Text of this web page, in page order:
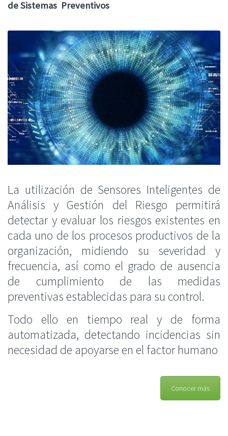
de Sistemas Preventivos
La utilización de Sensores Inteligentes de
Análisis y Gestión del Riesgo permitirá
detectar y evaluar los riesgos existentes en
cada uno de los procesos productivos de la
organización, midiendo su severidad y
frecuencia, así como el grado de ausencia
de cumplimiento de las medidas
preventivas establecidas para su control.
Todo ello en tiempo real y de forma
automatizada, detectando incidencias sin
necesidad de apoyarse en el factor humano
Conocer más